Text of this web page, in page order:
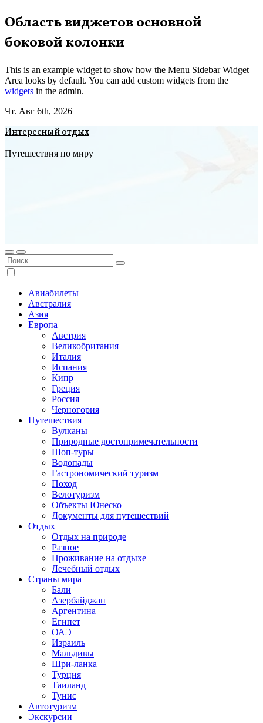
Перейти
к
содержимому
Область виджетов основной
боковой колонки
This is an example widget to show how the Menu Sidebar Widget
Area looks by default. You can add custom widgets from the
widgets in the admin.
Чт. Авг 6th, 2026
Интересный отдых
Путешествия по миру
Авиабилеты
Австралия
Азия
Европа
Австрия
Великобритания
Италия
Испания
Кипр
Греция
Россия
Черногория
Путешествия
Вулканы
Природные достопримечательности
Шоп-туры
Водопады
Гастрономический туризм
Поход
Велотуризм
Объекты Юнеско
Документы для путешествий
Отдых
Отдых на природе
Разное
Проживание на отдыхе
Лечебный отдых
Страны мира
Бали
Азербайджан
Аргентина
Египет
ОАЭ
Израиль
Мальдивы
Шри-ланка
Турция
Таиланд
Тунис
Автотуризм
Экскурсии